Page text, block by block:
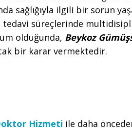
sağlığıyla ilgili bir sorun
tedavi süreçlerinde
olduğunda, Beykoz
bir karar vermektedir.
Hizmeti ile daha